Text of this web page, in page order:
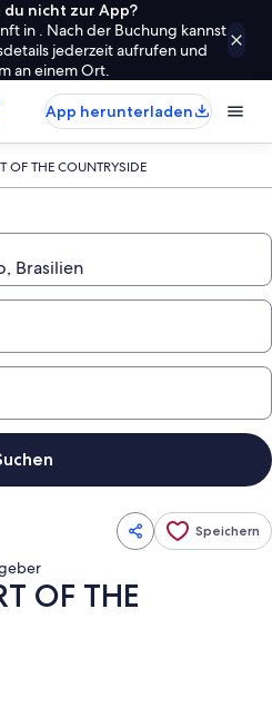
nicht zur App?
in . Nach der Buchung kannst
jederzeit aufrufen und
an einem Ort.
App herunterladen
OF THE COUNTRYSIDE
Speichern
OF THE